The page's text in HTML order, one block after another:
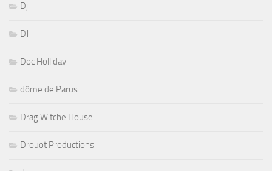
Dj
DJ
Doc Holliday
dôme de Parus
Drag Witche House
Drouot Productions